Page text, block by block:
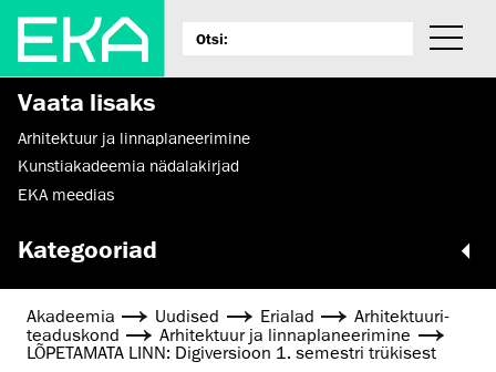
Vaata lisaks
Arhitektuur ja linnaplaneerimine
Kunstiakadeemia nädalakirjad
EKA meedias
Kategooriad
Akadeemia Uudised Erialad
Arhitektuuri­
teaduskond
Arhitektuur ja linnaplaneerimine
LÕPETAMATA LINN: Digiversioon 1. semestri trükisest